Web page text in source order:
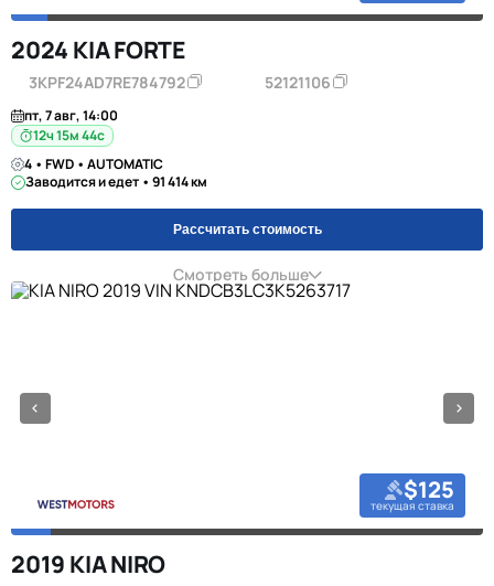
2024 KIA FORTE
3KPF24AD7RE784792 52121106
пт, 7 авг, 14:00
12ч 15м 44с
4 • FWD • AUTOMATIC
Заводится и едет • 91 414 км
Рассчитать стоимость
Смотреть больше
$125
текущая ставка
2019 KIA NIRO